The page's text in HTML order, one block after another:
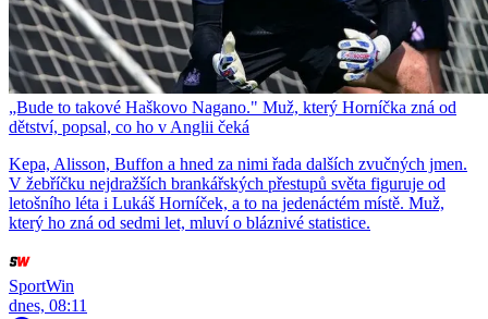
„Bude to takové Haškovo Nagano." Muž, který Horníčka zná od
dětství, popsal, co ho v Anglii čeká
Kepa, Alisson, Buffon a hned za nimi řada dalších zvučných jmen.
V žebříčku nejdražších brankářských přestupů světa figuruje od
letošního léta i Lukáš Horníček, a to na jedenáctém místě. Muž,
který ho zná od sedmi let, mluví o bláznivé statistice.
SportWin
dnes, 08:11